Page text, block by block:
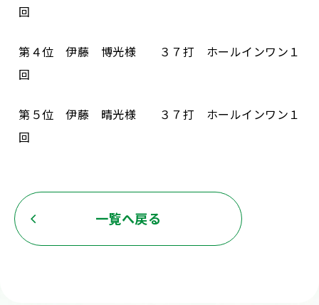
回
第４位 伊藤 博光様 ３７打 ホールインワン１
回
第５位 伊藤 晴光様 ３７打 ホールインワン１
回
一覧へ戻る